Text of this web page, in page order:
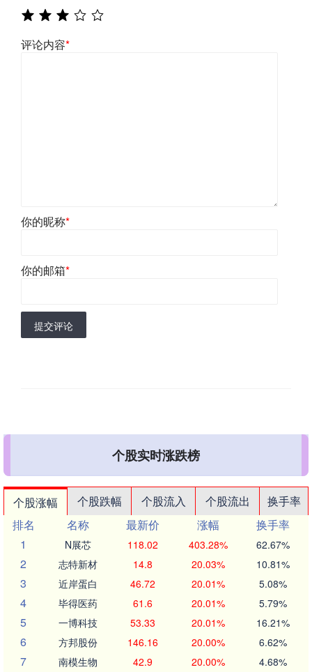
评论内容*
你的昵称*
你的邮箱*
提交评论
个股实时涨跌榜
个股涨幅 个股跌幅 个股流入 个股流出
换手率
排名
名称 最新价 涨幅
换手率
1
N展芯 118.02 403.28% 62.67%
2 志特新材 14.8 20.03% 10.81%
3 近岸蛋白 46.72 20.01% 5.08%
4 毕得医药 61.6 20.01% 5.79%
5 一博科技 53.33 20.01% 16.21%
6 方邦股份 146.16 20.00% 6.62%
7 南模生物 42.9 20.00% 4.68%